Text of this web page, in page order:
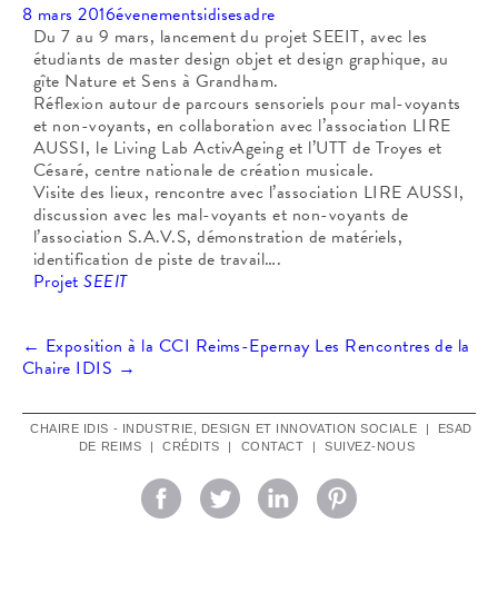
8 mars 2016évenementsidisesadre
Du 7 au 9 mars, lancement du projet SEEIT, avec les
étudiants de master design objet et design graphique, au
gîte Nature et Sens à Grandham.
Réflexion autour de parcours sensoriels pour mal-voyants
et non-voyants, en collaboration avec l’association LIRE
AUSSI, le Living Lab ActivAgeing et l’UTT de Troyes et
Césaré, centre nationale de création musicale.
Visite des lieux, rencontre avec l’association LIRE AUSSI,
discussion avec les mal-voyants et non-voyants de
l’association S.A.V.S, démonstration de matériels,
identification de piste de travail….
ProjetSEEIT
Navigation
des
articles
← Exposition à la CCI Reims-Epernay Les Rencontres de la
Chaire IDIS →
CHAIRE IDIS - INDUSTRIE, DESIGN ET INNOVATION SOCIALE
ESAD
DE REIMS
CRÉDITS CONTACT SUIVEZ-NOUS